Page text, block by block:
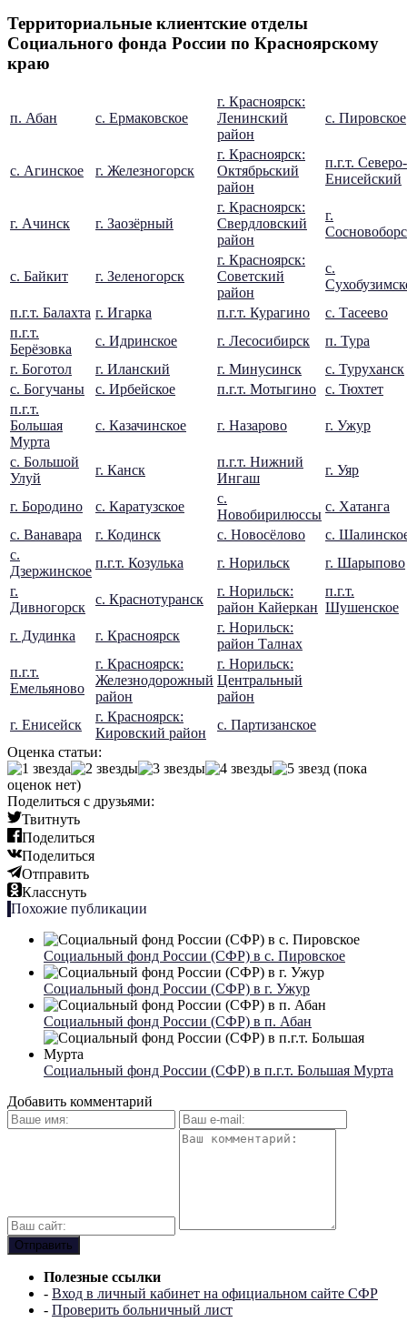
Территориальные клиентские отделы
Социального фонда России по Красноярскому
краю
п. Абан с. Ермаковское
г. Красноярск:
Ленинский
район
с. Пировское
с. Агинское г. Железногорск
г. Красноярск:
Октябрьский
район
п.г.т. Северо-
Енисейский
г. Ачинск г. Заозёрный
г. Красноярск:
Свердловский
район
г.
с. Байкит г. Зеленогорск
г. Красноярск:
Советский
район
с.
п.г.т. Балахта г. Игарка п.г.т. Курагино
с. Тасеево
п.г.т.
Берёзовка
с. Идринское г. Лесосибирск
п. Тура
г. Боготол
г. Иланский г. Минусинск
с. Туруханск
с. Богучаны
с. Ирбейское п.г.т. Мотыгино с. Тюхтет
п.г.т.
Большая
Мурта
с. Казачинское г. Назарово г. Ужур
с. Большой
Улуй
г. Канск
п.г.т. Нижний
Ингаш
г. Уяр
г. Бородино с. Каратузское
с.
Новобирилюссы
с. Хатанга
с. Ванавара
г. Кодинск с. Новосёлово
с.
с.
Дзержинское
п.г.т. Козулька г. Норильск
г. Шарыпово
г.
Дивногорск
с. Краснотуранск
г. Норильск:
район Кайеркан
п.г.т.
Шушенское
г. Дудинка
г. Красноярск
г. Норильск:
район Талнах
п.г.т.
Емельяново
г. Красноярск:
Железнодорожный
район
г. Норильск:
Центральный
район
г. Енисейск
г. Красноярск:
Кировский район
с. Партизанское
Оценка статьи:
(пока
оценок нет)
Поделиться с друзьями:
Твитнуть
Поделиться
Поделиться
Отправить
Класснуть
Похожие публикации
Социальный фонд России (СФР) в с. Пировское
Социальный фонд России (СФР) в г. Ужур
Социальный фонд России (СФР) в п. Абан
Социальный фонд России (СФР) в п.г.т. Большая Мурта
Добавить комментарий
Полезные ссылки
- Вход в личный кабинет на официальном сайте СФР
- Проверить больничный лист